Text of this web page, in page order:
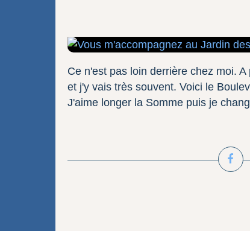
Ce n'est pas loin derrière chez moi.
et j'y vais très souvent. Voici le
J'aime longer la Somme puis je